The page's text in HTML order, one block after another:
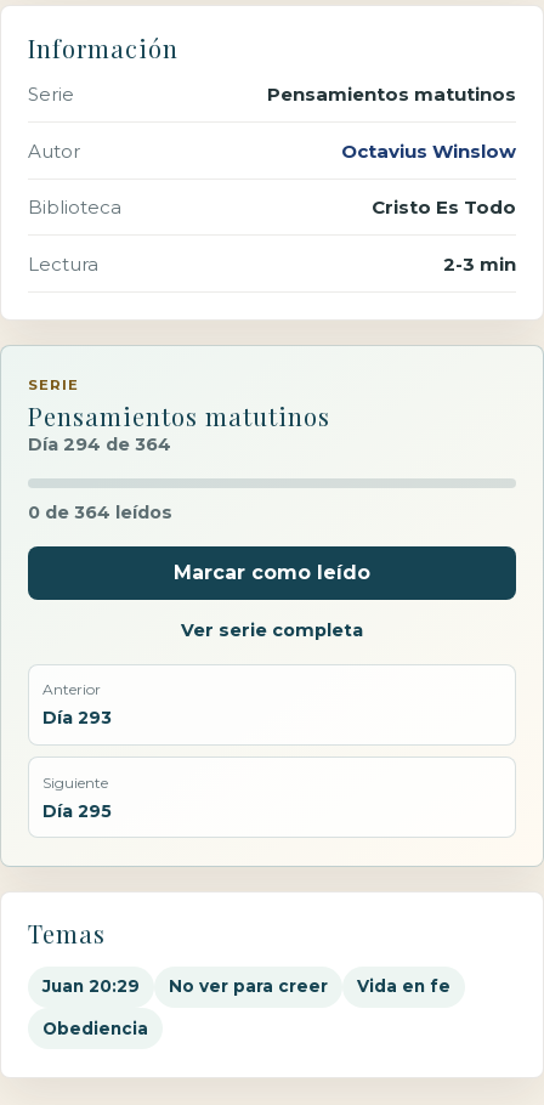
Información
Serie Pensamientos matutinos
Autor Octavius Winslow
Biblioteca Cristo Es Todo
Lectura 2-3 min
SERIE
Pensamientos matutinos
Día 294 de 364
0 de 364 leídos
Marcar como leído
Ver serie completa
Anterior
Día 293
Siguiente
Día 295
Temas
Juan 20:29 No ver para creer Vida en fe
Obediencia